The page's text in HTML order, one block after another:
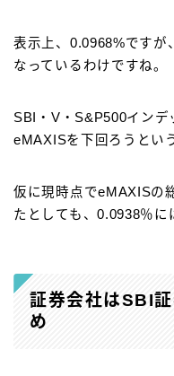
表示上、0.0968%ですが
なっているわけですね。
SBI・V・S&P500インデ
eMAXISを下回ろうとい
仮に現時点でeMAXISの
たとしても、0.0938％に
証券会社はSBI
め